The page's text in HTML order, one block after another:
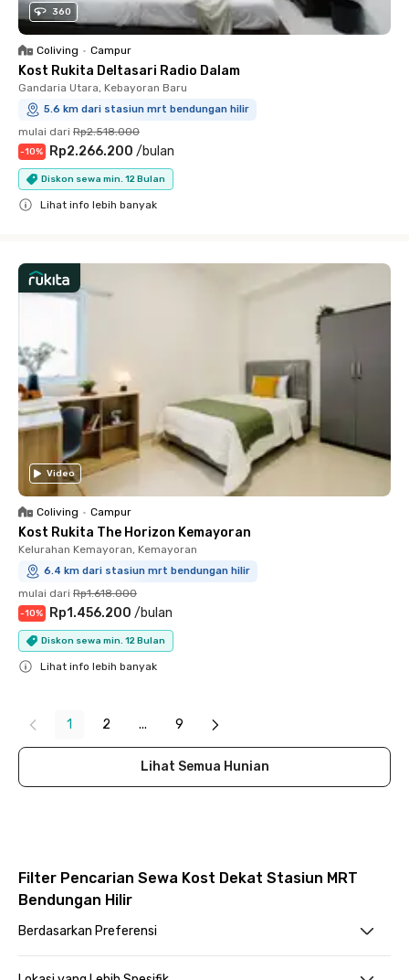
360
Coliving • Campur
Kost Rukita Deltasari Radio Dalam
Gandaria Utara, Kebayoran Baru
5.6 km dari stasiun mrt bendungan hilir
mulai dari Rp2.518.000
-10% Rp2.266.200 /bulan
Diskon sewa min. 12 Bulan
Lihat info lebih banyak
Video
Coliving • Campur
Kost Rukita The Horizon Kemayoran
Kelurahan Kemayoran, Kemayoran
6.4 km dari stasiun mrt bendungan hilir
mulai dari Rp1.618.000
-10% Rp1.456.200 /bulan
Diskon sewa min. 12 Bulan
Lihat info lebih banyak
1 2 ... 9
Lihat Semua Hunian
Filter Pencarian Sewa Kost Dekat Stasiun MRT
Bendungan Hilir
Berdasarkan Preferensi